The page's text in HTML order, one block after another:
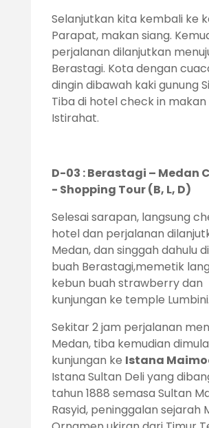
Selanjutkan kita kembali ke
Parapat, makan siang.
perjalanan dilanjutkan
Berastagi. Kota dengan
dingin dibawah kaki gunung
Tiba di hotel check in
Istirahat.
D-03 : Berastagi – Medan
- Shopping Tour (B, L, D)
Selesai sarapan, langsung
hotel dan perjalanan
Medan, dan singgah dahulu
buah Berastagi,memetik
kebun buah strawberry dan
kunjungan ke temple Lumbini.
Sekitar 2 jam perjalanan
Medan, tiba kemudian
kunjungan ke Istana
Istana Sultan Deli yang
tahun 1888 semasa Sultan
Rasyid, peninggalan sejarah